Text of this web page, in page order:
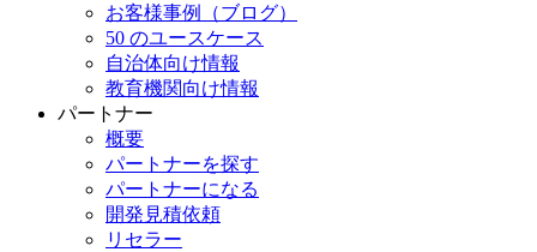
お客様事例（ブログ）
50 のユースケース
自治体向け情報
教育機関向け情報
パートナー
概要
パートナーを探す
パートナーになる
開発見積依頼
リセラー